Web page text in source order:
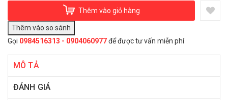
Thêm vào giỏ hàng
Gọi 0984516313 - 0904060977để được tư vấn miễn phí
MÔ TẢ
ĐÁNH GIÁ